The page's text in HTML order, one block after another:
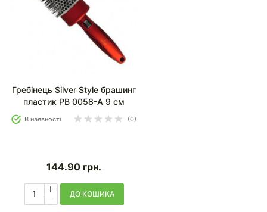
Гребінець Silver Style брашинг
пластик РВ 0058-A 9 см
В наявності (0)
144.90 грн.
ДО КОШИКА